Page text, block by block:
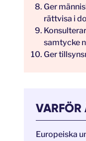
Ger
rättvisa i
samtycke
Ger
VARFÖR
Europeiska